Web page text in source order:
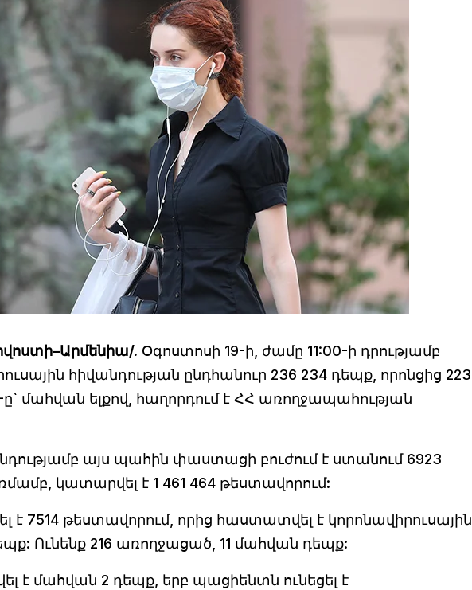
. Օգոստոսի 19-ի, ժամը 11:00-ի դրությամբ
հիվանդության ընդհանուր 236 234 դեպք, որոնցից 223
մահվան ելքով, հաղորդում է ՀՀ առողջապահության
այս պահին փաստացի բուժում է ստանում 6923
կատարվել է 1 461 464 թեստավորում:
է 7514 թեստավորում, որից հաստատվել է կորոնավիրուսային
Ունենք 216 առողջացած, 11 մահվան դեպք:
է մահվան 2 դեպք, երբ պացիենտն ունեցել է